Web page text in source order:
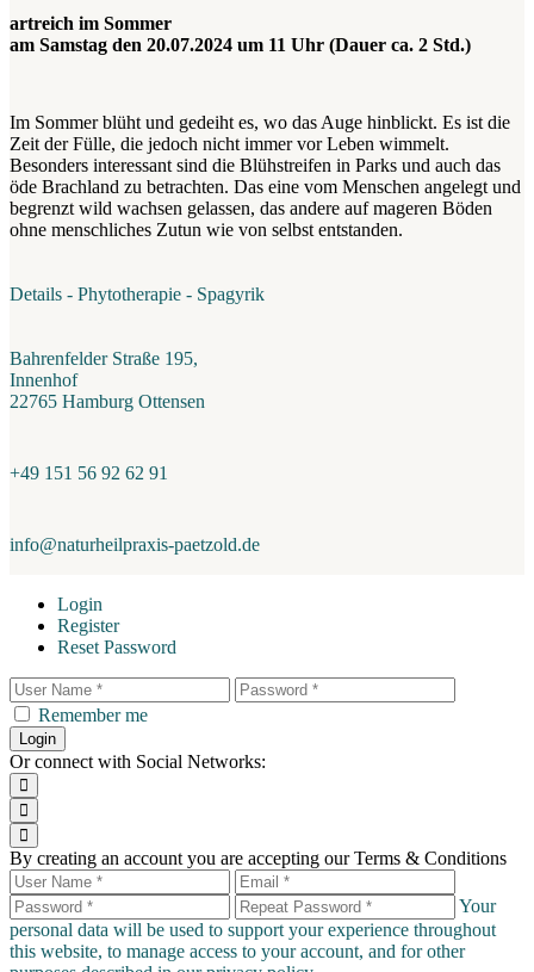
artreich im Sommer
am Samstag den 20.07.2024 um 11 Uhr (Dauer ca. 2 Std.)
Im Sommer blüht und gedeiht es, wo das Auge hinblickt. Es ist die
Zeit der Fülle, die jedoch nicht immer vor Leben wimmelt.
Besonders interessant sind die Blühstreifen in Parks und auch das
öde Brachland zu betrachten. Das eine vom Menschen angelegt und
begrenzt wild wachsen gelassen, das andere auf mageren Böden
ohne menschliches Zutun wie von selbst entstanden.
Details - Phytotherapie - Spagyrik
Bahrenfelder Straße 195,
Innenhof
22765 Hamburg Ottensen
+49 151 56 92 62 91
info@naturheilpraxis-paetzold.de
Login
Register
Reset Password
Remember me
Login
Or connect with Social Networks:
By creating an account you are accepting our Terms & Conditions
Your
personal data will be used to support your experience throughout
this website, to manage access to your account, and for other